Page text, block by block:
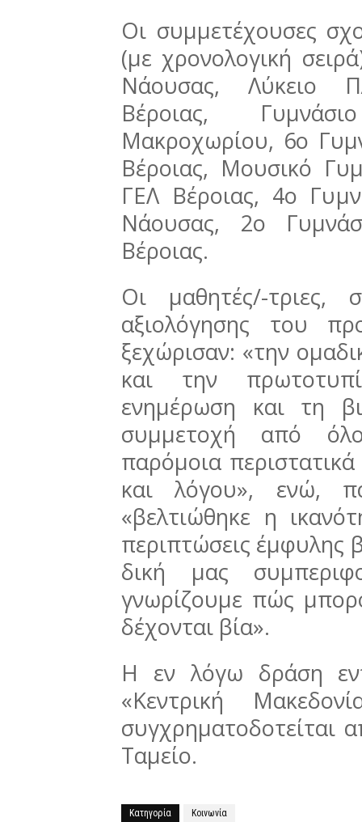
Οι συμμετέχουσες
(με χρονολογική
Νάουσας, Λύκειο
Βέροιας,
Μακροχωρίου, 6ο
Βέροιας, Μουσικό
ΓΕΛ Βέροιας, 4ο
Νάουσας, 2ο
Βέροιας.
Οι μαθητές/-τριες,
αξιολόγησης του
ξεχώρισαν: «την
και την
ενημέρωση και τη
συμμετοχή από
παρόμοια
και λόγου», ενώ,
«βελτιώθηκε η
περιπτώσεις έμφυλης
δική μας
γνωρίζουμε πώς
δέχονται βία».
Η εν λόγω δράση
«Κεντρική
συγχρηματοδοτείται
Ταμείο.
Κατηγορία Κοινωνία